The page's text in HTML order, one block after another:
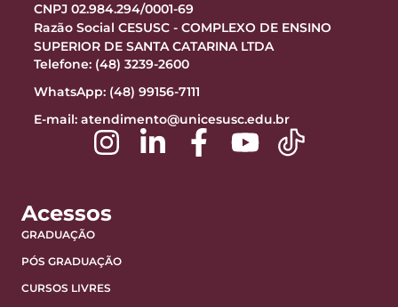
CNPJ 02.984.294/0001-69
Razão Social CESUSC - COMPLEXO DE ENSINO
SUPERIOR DE SANTA CATARINA LTDA
Telefone: (48) 3239-2600
WhatsApp: (48) 99156-7111
E-mail: atendimento@unicesusc.edu.br
Acessos
GRADUAÇÃO
PÓS GRADUAÇÃO
CURSOS LIVRES